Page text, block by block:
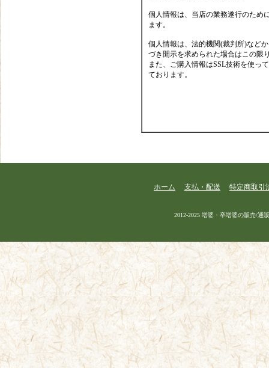
個人情報は、当店の業務遂行のため
ます。
個人情報は、法的機関(裁判所)など
づき開示を求められた場合はこの限
また、ご購入情報はSSL技術を使っ
ております。
ホーム 支払・配送 特定商取引
2012-2025 塔婆・卒塔婆の販売/通